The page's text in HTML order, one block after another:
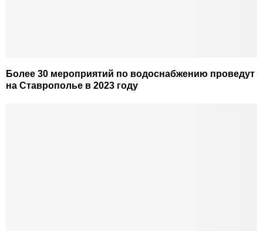
Более 30 мероприятий по водоснабжению проведут
на Ставрополье в 2023 году